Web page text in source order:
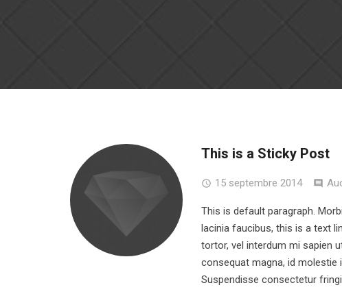
This is a Sticky Post
15 septembre 2014
This is default paragraph.
lacinia faucibus, this is a text
tortor, vel interdum mi sapien
consequat magna, id molestie
Suspendisse consectetur